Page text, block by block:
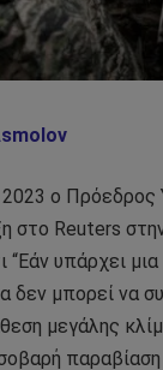
2023 ο Πρόεδρος
στο Reuters
“Εάν υπάρχει
δεν μπορεί να
μεγάλης